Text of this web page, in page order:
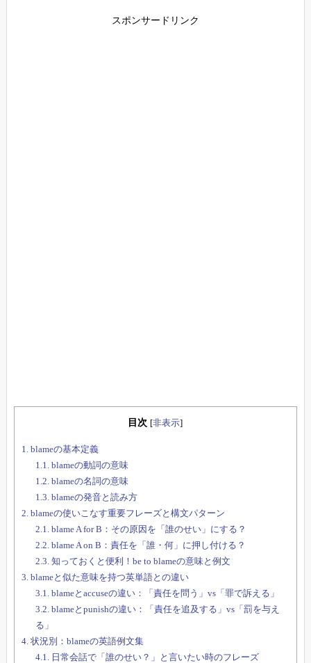
スポンサードリンク
目次 [非表示]
1. blameの基本定義
1.1. blameの動詞の意味
1.2. blameの名詞の意味
1.3. blameの発音と読み方
2. blameの使いこなす重要フレーズと構文パターン
2.1. blame A for B：その原因を「誰のせい」にする？
2.2. blame A on B：責任を「誰・何」に押し付ける？
2.3. 知っておくと便利！be to blameの意味と例文
3. blameと似た意味を持つ英単語との違い
3.1. blameとaccuseの違い：「責任を問う」vs「罪で訴える」
3.2. blameとpunishの違い：「責任を追及する」vs「罰を与え
る」
4. 状況別：blameの英語例文集
4.1.
日常会話で「誰のせい？」と言いたい時のフレーズ